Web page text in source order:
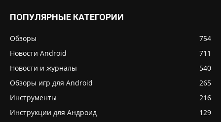
ПОПУЛЯРНЫЕ КАТЕГОРИИ
Обзоры
754
Новости Android
711
Новости и журналы
540
Обзоры игр для Android
265
Инструменты
216
Инструкции для Андроид
129